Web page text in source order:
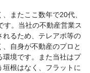
またここ数年で20代、
す。当社の不動産営業ス
れるため、テレアポ等の
自身が不動産のプロと
環境です。また当社はプ
根はなく、フラットに